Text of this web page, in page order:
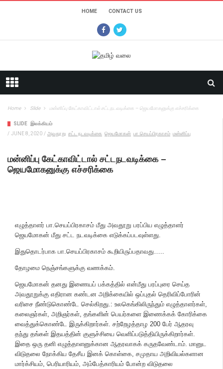
HOME CONTACT US
Home Slide மன்னிப்பு கேட்காவிட்டால் சட்டநடவடிக்கை – ஜெயமோகனுக்கு எச்சரிக்கை
SLIDE இலக்கியம்
/ JUNE 8, 2020 / அவதூறு சட்ட நடவடிக்கை ஜெயமோகன் பா.செயப்பிரகாசம் மன்னிப்பு
மன்னிப்பு கேட்காவிட்டால் சட்டநடவடிக்கை –
ஜெயமோகனுக்கு எச்சரிக்கை
எழுத்தாளர் பா.செயப்பிரகாசம் மீது அவதூறு பரப்பிய எழுத்தாளர்
ஜெயமோகன் மீது சட்ட நடவடிக்கை எடுக்கப்படவுள்ளது.
இதுதொடர்பாக பா.செயப்பிரகாசம் கூறியிருப்பதாவது…..
தோழமை நெஞ்சங்களுக்கு வணக்கம்.
ஜெயமோகன் தனது இணையப் பக்கத்தில் என்மீது பரப்புரை செய்த
அவதூறுக்கு எதிரான கண்டன அறிக்கையில் ஒப்புதல் தெரிவிப்போரின்
வரிசை நீண்டுகொண்டே செல்கிறது.: உலகெங்கிலிருந்தும் எழுத்தாளர்கள்,
கலைஞர்கள், அறிஞர்கள், தங்களின் பெயர்களை இணைக்கக் கோரிக்கை
வைத்துக்கொண்டே இருக்கிறார்கள். சற்றேழத்தாழ 200 பேர் ஆதரவு
தந்து தங்கள் இதயத்தின் குளுச்சியை வெளிப்படுத்தியிருக்கிறார்கள்.
இதை ஒரு தனி எழுத்தாளனுக்கான ஆதரவாகக் கருதவேண்டாம். மானுட
விடுதலை நோக்கிய தேசீய இனக் கொள்கை, சமுதாய அறிவியல்களான
மார்க்சியம், பெரியாரியம், அம்பேத்காரியம் போன்ற விடுதலை